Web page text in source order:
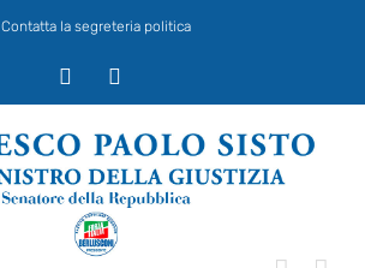
Contatta la segreteria politica